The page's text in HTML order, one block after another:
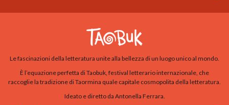
Le fascinazioni della letteratura unite alla bellezza di un luogo unico al mondo.
È l’equazione perfetta di Taobuk, festival letterario internazionale, che
raccoglie la tradizione di Taormina quale capitale cosmopolita della letteratura.
Ideato e diretto da Antonella Ferrara.